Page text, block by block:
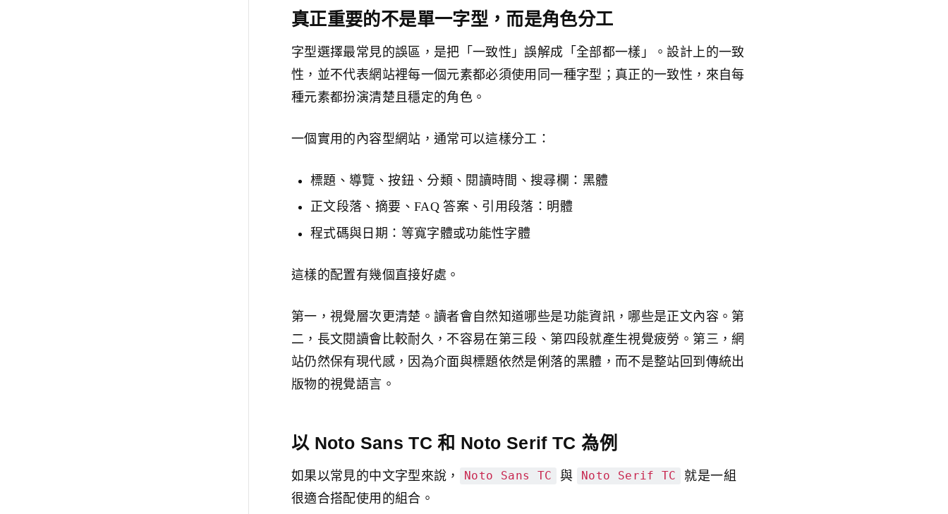
真正重要的不是單一字型，而是角色分工
字型選擇最常見的誤區，是把「一致性」誤解成「全部都一樣」。設計上的一致
性，並不代表網站裡每一個元素都必須使用同一種字型；真正的一致性，來自每
種元素都扮演清楚且穩定的角色。
一個實用的內容型網站，通常可以這樣分工：
標題、導覽、按鈕、分類、閱讀時間、搜尋欄：黑體
正文段落、摘要、FAQ 答案、引用段落：明體
程式碼與日期：等寬字體或功能性字體
這樣的配置有幾個直接好處。
第一，視覺層次更清楚。讀者會自然知道哪些是功能資訊，哪些是正文內容。第
二，長文閱讀會比較耐久，不容易在第三段、第四段就產生視覺疲勞。第三，網
站仍然保有現代感，因為介面與標題依然是俐落的黑體，而不是整站回到傳統出
版物的視覺語言。
以 Noto Sans TC 和 Noto Serif TC 為例
如果以常見的中文字型來說， Noto Sans TC 與 Noto Serif TC
就是一組
很適合搭配使用的組合。